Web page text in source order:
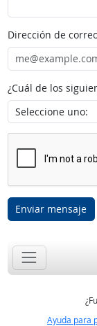
Dirección de
¿Cuál de los
Enviar mensaje
Ayuda para